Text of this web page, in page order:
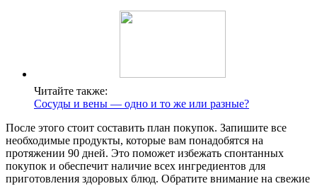
Читайте также:
Сосуды и вены — одно и то же или разные?
После этого стоит составить план покупок. Запишите все
необходимые продукты, которые вам понадобятся на
протяжении 90 дней. Это поможет избежать спонтанных
покупок и обеспечит наличие всех ингредиентов для
приготовления здоровых блюд. Обратите внимание на свежие